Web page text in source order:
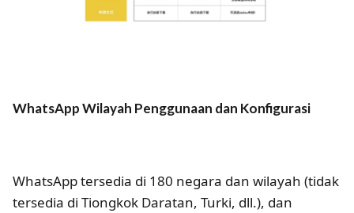
WhatsApp Wilayah Penggunaan dan Konfigurasi
WhatsApp tersedia di 180 negara dan wilayah (tidak
tersedia di Tiongkok Daratan, Turki, dll.), dan